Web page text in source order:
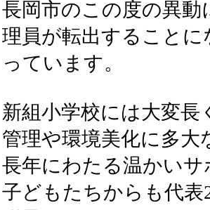
長岡市のこの度の異
理員が転出すること
っています。
新組小学校には大変
管理や環境美化に多
長年にわたる温かい
子どもたちからも代